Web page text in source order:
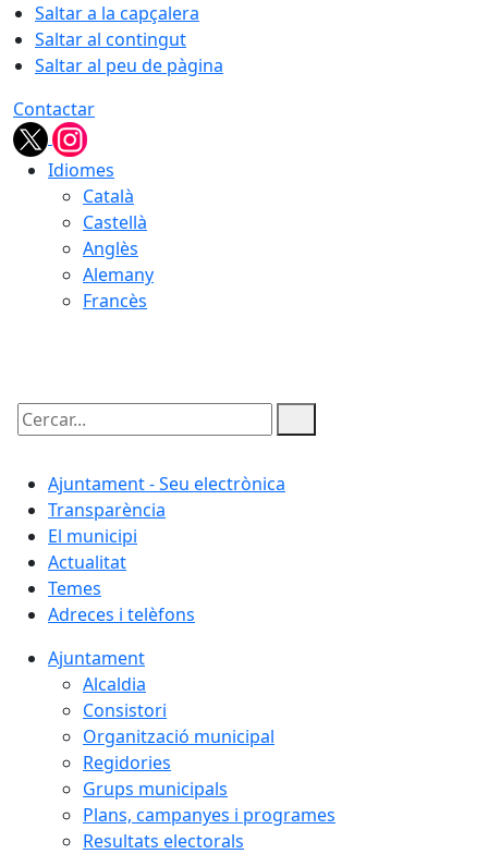
Saltar a la capçalera
Saltar al contingut
Saltar al peu de pàgina
Contactar
Idiomes
Català
Castellà
Anglès
Alemany
Francès
Cercar:
Ajuntament - Seu electrònica
Transparència
El municipi
Actualitat
Temes
Adreces i telèfons
Ajuntament
Alcaldia
Consistori
Organització municipal
Regidories
Grups municipals
Plans, campanyes i programes
Resultats electorals